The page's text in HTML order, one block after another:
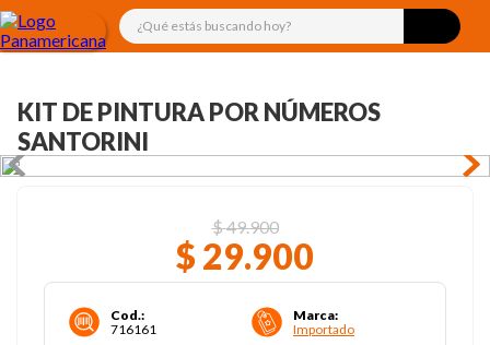
¿Qué estás buscando hoy?
KIT DE PINTURA POR NÚMEROS
SANTORINI
$49.900
$ 29.900
Cod.:
716161
Marca:
Importado